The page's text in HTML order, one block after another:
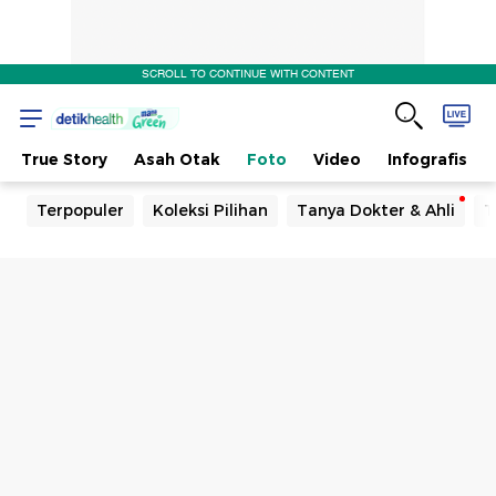
SCROLL TO CONTINUE WITH CONTENT
True Story Asah Otak Foto Video Infografis
Terpopuler Koleksi Pilihan Tanya Dokter & Ahli